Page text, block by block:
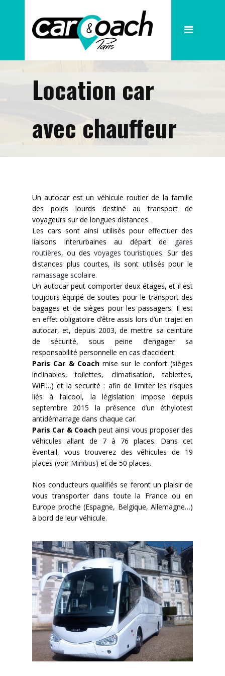
La société
Nos Cars
Nos Cars de Tourisme
Nos petites capacités
Nos services
Demande de devis
Contact
Location car
avec chauffeur
Un autocar est un véhicule routier de la famille
des poids lourds destiné au transport de
voyageurs sur de longues distances.
Les cars sont ainsi utilisés pour effectuer des
liaisons interurbaines au départ de gares
routières, ou des voyages touristiques. Sur des
distances plus courtes, ils sont utilisés pour le
ramassage scolaire.
Un autocar peut comporter deux étages, et il est
toujours équipé de soutes pour le transport des
bagages et de sièges pour les passagers. Il est
en effet obligatoire d’être assis lors d’un trajet en
autocar, et, depuis 2003, de mettre sa ceinture
de sécurité, sous peine d’engager sa
responsabilité personnelle en cas d’accident.
Paris Car & Coachmise sur le confort (sièges
inclinables, toilettes, climatisation, tablettes,
WiFi…) et la securité : afin de limiter les risques
liés à l’alcool, la législation impose depuis
septembre 2015 la présence d’un éthylotest
antidémarrage dans chaque car.
Paris Car & Coachpeut ainsi vous proposer des
véhicules allant de 7 à 76 places. Dans cet
éventail, vous trouverez des véhicules de 19
places (voir Minibus) et de 50 places.
Nos conducteurs qualifiés se feront un plaisir de
vous transporter dans toute la France ou en
Europe proche (Espagne, Belgique, Allemagne…)
à bord de leur véhicule.